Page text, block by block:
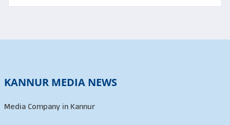
KANNUR MEDIA NEWS
Media Company in Kannur